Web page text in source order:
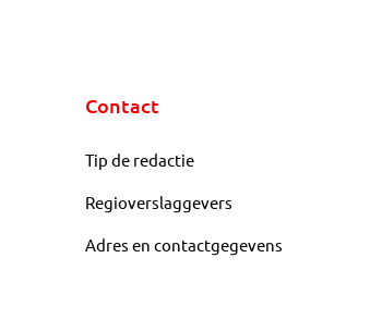
Contact
Tip de redactie
Regioverslaggevers
Adres en contactgegevens